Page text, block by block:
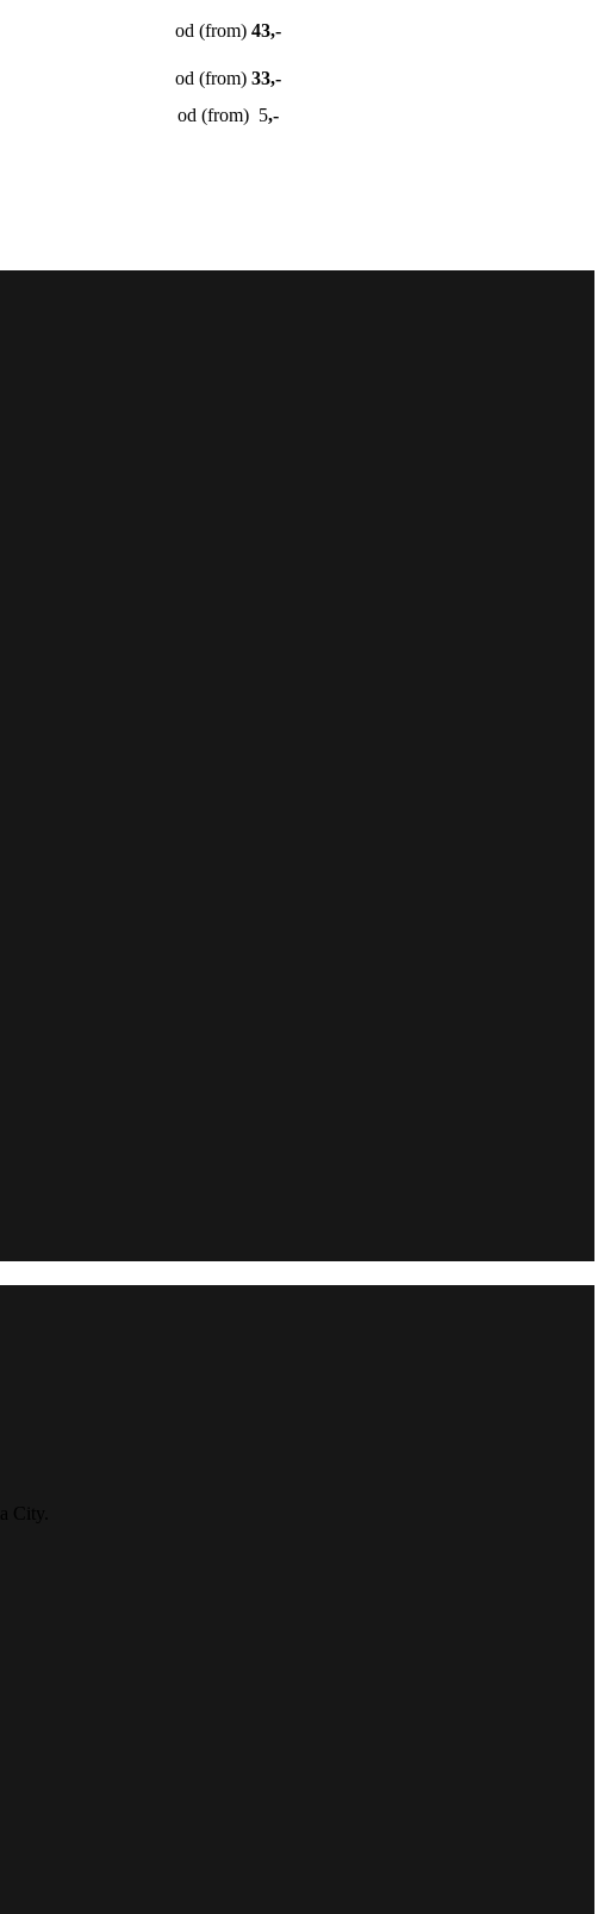
od (from) 43,-
od (from) 33,-
od (from) 5,-